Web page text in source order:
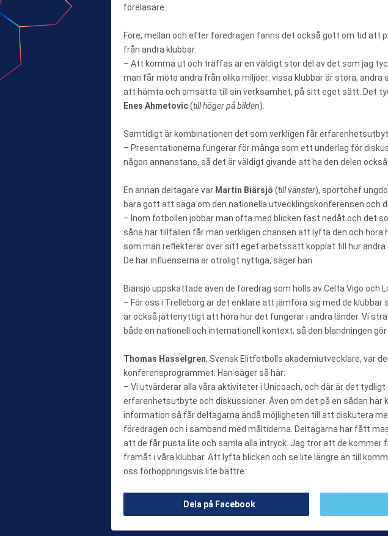
föreläsare.
Före, mellan och efter föredragen fanns det också gott om tid att
från andra klubbar.
– Att komma ut och träffas är en väldigt stor del av det som jag
man får möta andra från olika miljöer: vissa klubbar är stora, andra
att hämta och omsätta till sin verksamhet, på sitt eget sätt. Det
Enes Ahmetovic(till höger på bilden).
Samtidigt är kombinationen det som verkligen får
– Presentationerna fungerar för många som ett underlag för
någon annanstans, så det är väldigt givande att ha den delen också.
En annan deltagare var Martin Biärsjö (till vänster), sportchef
bara gott att säga om den nationella utvecklingskonferensen och
– Inom fotbollen jobbar man ofta med blicken fäst nedåt och det
såna här tillfällen får man verkligen chansen att lyfta den och höra
som man reflekterar över sitt eget arbetssätt kopplat till hur andra
De här influenserna är otroligt nyttiga, säger han.
Biärsjö uppskattade även de föredrag som hölls av Celta Vigo och
– För oss i Trelleborg är det enklare att jämföra sig med de klubbar
är också jättenyttigt att höra hur det fungerar i andra länder. Vi
både en nationell och internationell kontext, så den blandningen
Thomas Hasselgren, Svensk Elitfotbolls akademiutvecklare, var
konferensprogrammet. Han säger så här:
– Vi utvärderar alla våra aktiviteter i Unicoach, och där är det
erfarenhetsutbyte och diskussioner. Även om det på en sådan
information så får deltagarna ändå möjligheten till att diskutera
föredragen och i samband med måltiderna. Deltagarna har fått
att de får pusta lite och samla alla intryck. Jag tror att de kommer
framåt i våra klubbar. Att lyfta blicken och se lite längre än till
oss förhoppningsvis lite bättre.
Dela på Facebook